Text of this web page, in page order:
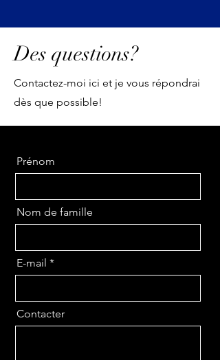
Des questions?
Contactez-moi ici et je vous répondrai
dès que possible!
Prénom
Nom de famille
E-mail
Contacter